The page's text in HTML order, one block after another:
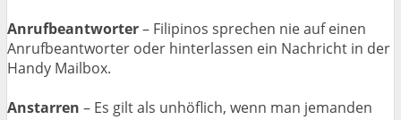
Anrufbeantworter– Filipinos sprechen nie auf einen
Anrufbeantworter oder hinterlassen ein Nachricht in der
Handy Mailbox.
Anstarren – Es gilt als unhöflich, wenn man jemanden